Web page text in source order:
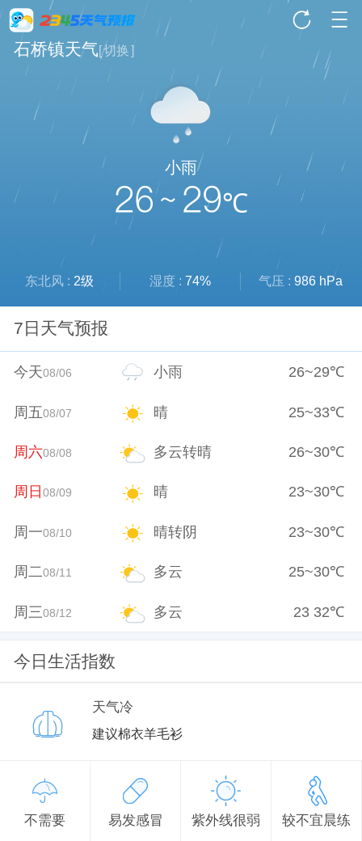
石桥镇天气[切换]
小雨
26 ~ 29℃
东北风 : 2级 湿度 : 74% 气压 : 986 hPa
7日天气预报
今天08/06 小雨 26~29℃
周五08/07 晴 25~33℃
周六08/08 多云转晴 26~30℃
周日08/09 晴 23~30℃
周一08/10 晴转阴 23~30℃
周二08/11 多云 25~30℃
周三08/12 多云 23 32℃
今日生活指数
天气冷
建议棉衣羊毛衫
不需要 易发感冒 紫外线很弱 较不宜晨练